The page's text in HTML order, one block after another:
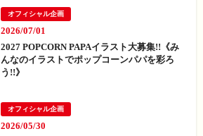
オフィシャル企画
2026/07/01
2027 POPCORN PAPAイラスト大募集!!《み
んなのイラストでポップコーンパパを彩ろ
う!!》
オフィシャル企画
2026/05/30